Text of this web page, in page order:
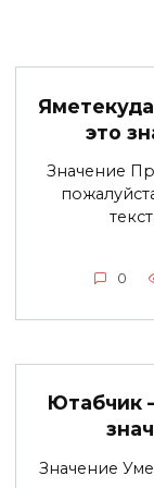
это
Значение
0
Ютабчик
Значение